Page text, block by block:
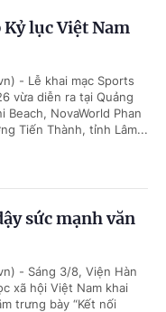
lục Việt Nam
- Lễ khai mạc Sports
vừa diễn ra tại Quảng
Beach, NovaWorld Phan
Tiến Thành, tỉnh Lâm...
sức mạnh văn
- Sáng 3/8, Viện Hàn
xã hội Việt Nam khai
trưng bày “Kết nối